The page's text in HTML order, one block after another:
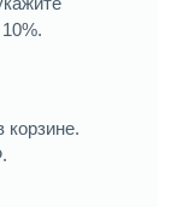
корзине.